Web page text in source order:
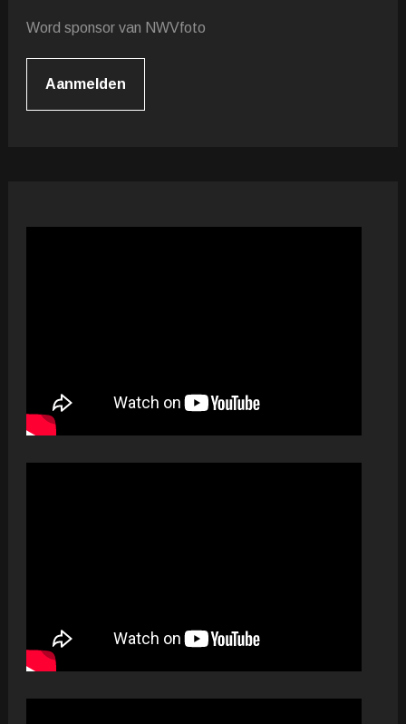
Word sponsor van NWVfoto
Aanmelden